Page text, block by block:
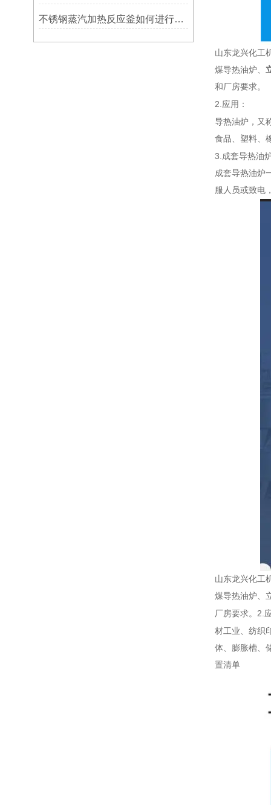
不锈钢蒸汽加热反应釜如何进行安装
山东龙兴化工
煤导热油炉、
和厂房要求。
2. 应用：
导热油炉，又
食品、塑料、
3. 成套导热油
成套导热油炉
服人员或致电
山东龙兴化工
煤导热油炉、
厂房要求。 2.
材工业、纺织
体、膨胀槽、
置清单